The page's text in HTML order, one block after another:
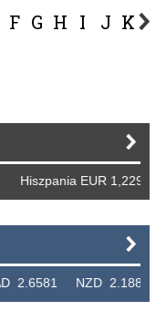
F G H I J K L
EUR
2.6581 NZD